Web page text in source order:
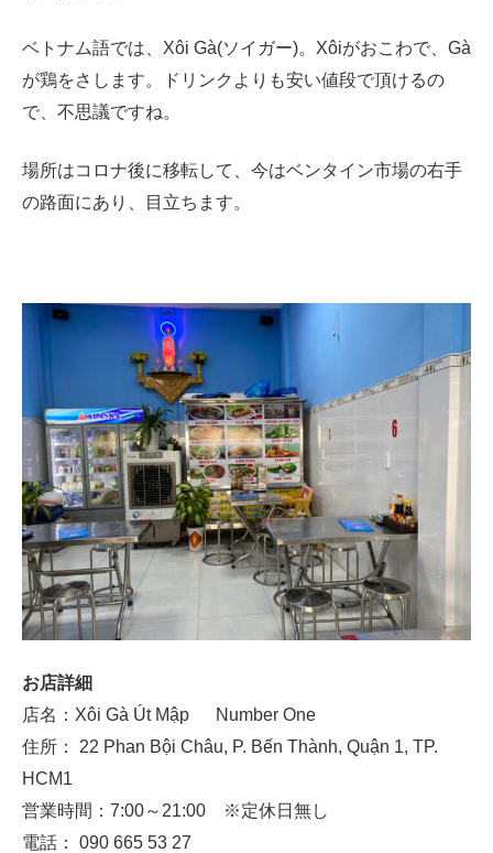
ベトナム語では、Xôi Gà(ソイガー)。Xôiがおこわで、Gà
が鶏をさします。ドリンクよりも安い値段で頂けるの
で、不思議ですね。
場所はコロナ後に移転して、今はベンタイン市場の右手
の路面にあり、目立ちます。
お店詳細
店名：Xôi Gà Út Mập Number One
住所： 22 Phan Bội Châu, P. Bến Thành, Quận 1, TP.
HCM1
営業時間：7:00～21:00 ※定休日無し
電話： 090 665 53 27